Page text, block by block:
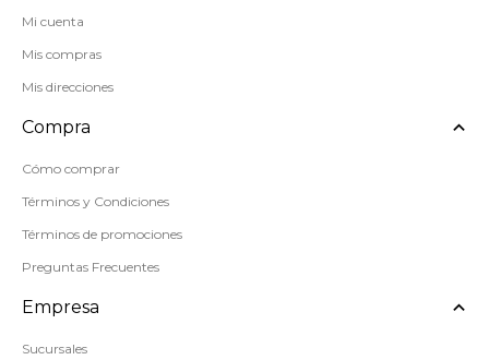
Mi cuenta
Mis compras
Mis direcciones
Compra
Cómo comprar
Términos y Condiciones
Términos de promociones
Preguntas Frecuentes
Empresa
Sucursales